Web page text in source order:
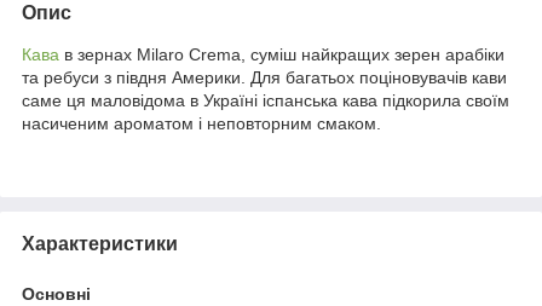
Опис
Кава в зернах Milaro Crema, суміш найкращих зерен арабіки
та ребуси з півдня Америки. Для багатьох поціновувачів кави
саме ця маловідома в Україні іспанська кава підкорила своїм
насиченим ароматом і неповторним смаком.
Характеристики
Основні